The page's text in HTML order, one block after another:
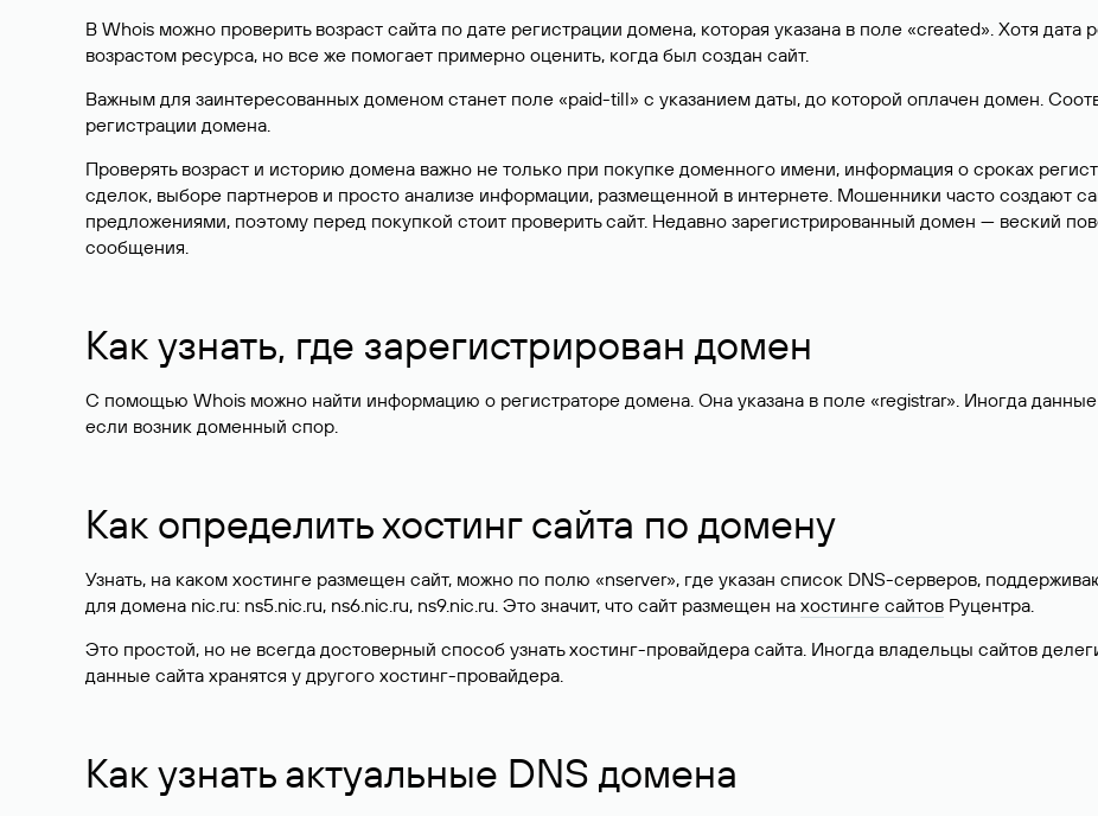
В Whois можно проверить возраст сайта по дате регистрации домена, которая указана в поле «created». Хотя дата
возрастом ресурса, но все же помогает примерно оценить, когда был создан сайт.
Важным для заинтересованных доменом станет поле «paid-till» с указанием даты, до которой оплачен домен.
регистрации домена.
Проверять возраст и историю домена важно не только при покупке доменного имени, информация о сроках
сделок, выборе партнеров и просто анализе информации, размещенной в интернете. Мошенники часто создают
предложениями, поэтому перед покупкой стоит проверить сайт. Недавно зарегистрированный домен — веский
сообщения.
Как узнать, где зарегистрирован домен
С помощью Whois можно найти информацию о регистраторе домена. Она указана в поле «registrar». Иногда
если возник доменный спор.
Как определить хостинг сайта по домену
Узнать, на каком хостинге размещен сайт, можно по полю «nserver», где указан список DNS-серверов,
для домена nic.ru: ns5.nic.ru, ns6.nic.ru, ns9.nic.ru. Это значит, что сайт размещен на хостинге сайтов Руцентра.
Это простой, но не всегда достоверный способ узнать хостинг-провайдера сайта. Иногда владельцы сайтов
данные сайта хранятся у другого хостинг-провайдера.
Как узнать актуальные DNS домена